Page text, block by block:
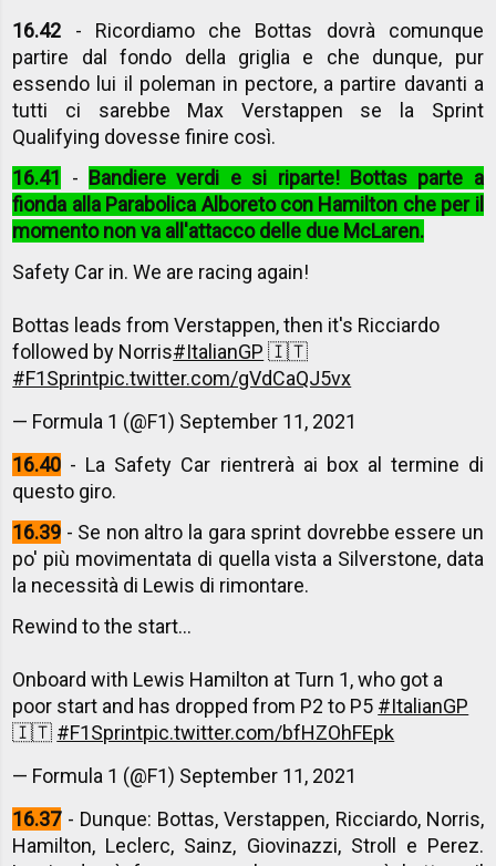
16.42 - Ricordiamo che Bottas dovrà comunque
partire dal fondo della griglia e che dunque, pur
essendo lui il poleman in pectore, a partire davanti a
tutti ci sarebbe Max Verstappen se la Sprint
Qualifying dovesse finire così.
16.41
- Bandiere verdi e si riparte! Bottas parte a
fionda alla Parabolica Alboreto con Hamilton che per il
momento non va all'attacco delle due McLaren.
Safety Car in. We are racing again!
Bottas leads from Verstappen, then it's Ricciardo
followed by Norris#ItalianGP 🇮🇹
#F1Sprintpic.twitter.com/gVdCaQJ5vx
— Formula 1 (@F1) September 11, 2021
16.40 - La Safety Car rientrerà ai box al termine di
questo giro.
16.39 - Se non altro la gara sprint dovrebbe essere un
po' più movimentata di quella vista a Silverstone, data
la necessità di Lewis di rimontare.
Rewind to the start...
Onboard with Lewis Hamilton at Turn 1, who got a
poor start and has dropped from P2 to P5 #ItalianGP
🇮🇹 #F1Sprintpic.twitter.com/bfHZOhFEpk
— Formula 1 (@F1) September 11, 2021
16.37- Dunque: Bottas, Verstappen, Ricciardo, Norris,
Hamilton, Leclerc, Sainz, Giovinazzi, Stroll e Perez.